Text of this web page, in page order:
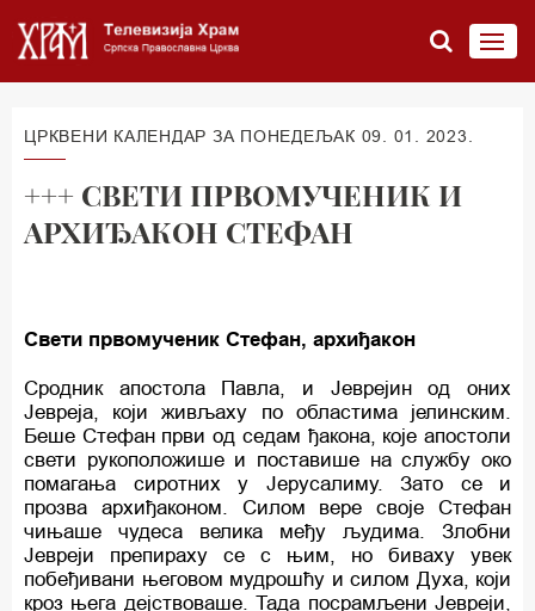
ЦРКВЕНИ КАЛЕНДАР ЗА ПОНЕДЕЉАК 09. 01. 2023.
+++ СВЕТИ ПРВОМУЧЕНИК И
АРХИЂАКОН СТЕФАН
Свети првомученик Стефан, архиђакон
Сродник апостола Павла, и Јеврејин од оних
Јевреја, који живљаху по областима јелинским.
Беше Стефан први од седам ђакона, које апостоли
свети рукоположише и поставише на службу око
помагања сиротних у Јерусалиму. Зато се и
прозва архиђаконом. Силом вере своје Стефан
чињаше чудеса велика међу људима. Злобни
Јевреји препираху се с њим, но биваху увек
побеђивани његовом мудрошћу и силом Духа, који
кроз њега дејствоваше. Тада посрамљени Јевреји,